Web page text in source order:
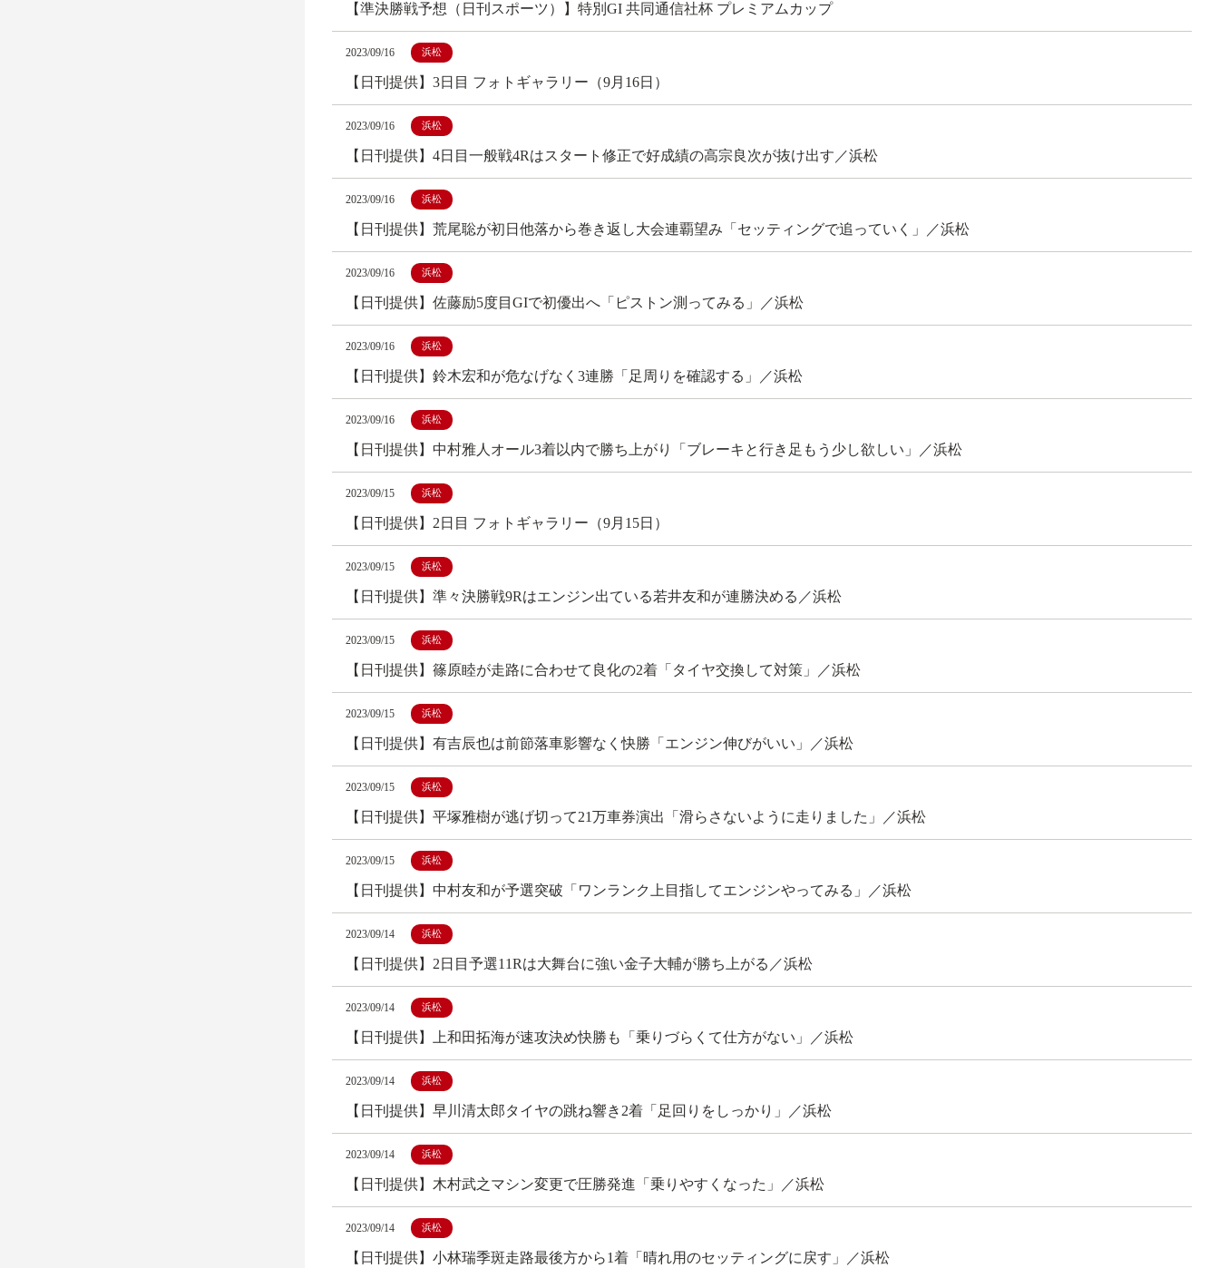
【準決勝戦予想（日刊スポーツ）】特別GI 共同通信社杯 プレミアムカップ
2023/09/16 浜松
【日刊提供】3日目 フォトギャラリー（9月16日）
2023/09/16 浜松
【日刊提供】4日目一般戦4Rはスタート修正で好成績の高宗良次が抜け出す／浜松
2023/09/16 浜松
【日刊提供】荒尾聡が初日他落から巻き返し大会連覇望み「セッティングで追っていく」／浜松
2023/09/16 浜松
【日刊提供】佐藤励5度目GIで初優出へ「ピストン測ってみる」／浜松
2023/09/16 浜松
【日刊提供】鈴木宏和が危なげなく3連勝「足周りを確認する」／浜松
2023/09/16 浜松
【日刊提供】中村雅人オール3着以内で勝ち上がり「ブレーキと行き足もう少し欲しい」／浜松
2023/09/15 浜松
【日刊提供】2日目 フォトギャラリー（9月15日）
2023/09/15 浜松
【日刊提供】準々決勝戦9Rはエンジン出ている若井友和が連勝決める／浜松
2023/09/15 浜松
【日刊提供】篠原睦が走路に合わせて良化の2着「タイヤ交換して対策」／浜松
2023/09/15 浜松
【日刊提供】有吉辰也は前節落車影響なく快勝「エンジン伸びがいい」／浜松
2023/09/15 浜松
【日刊提供】平塚雅樹が逃げ切って21万車券演出「滑らさないように走りました」／浜松
2023/09/15 浜松
【日刊提供】中村友和が予選突破「ワンランク上目指してエンジンやってみる」／浜松
2023/09/14 浜松
【日刊提供】2日目予選11Rは大舞台に強い金子大輔が勝ち上がる／浜松
2023/09/14 浜松
【日刊提供】上和田拓海が速攻決め快勝も「乗りづらくて仕方がない」／浜松
2023/09/14 浜松
【日刊提供】早川清太郎タイヤの跳ね響き2着「足回りをしっかり」／浜松
2023/09/14 浜松
【日刊提供】木村武之マシン変更で圧勝発進「乗りやすくなった」／浜松
2023/09/14 浜松
【日刊提供】小林瑞季斑走路最後方から1着「晴れ用のセッティングに戻す」／浜松